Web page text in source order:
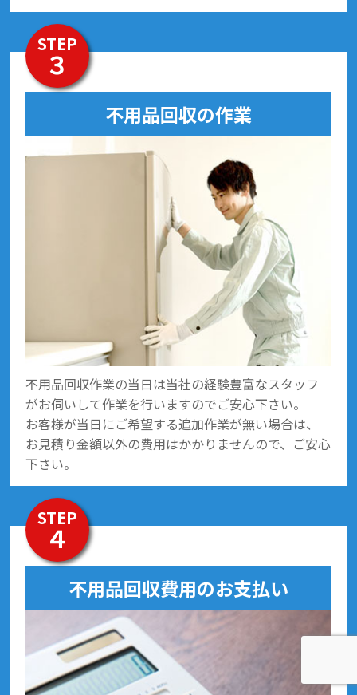
STEP
３
不用品回収の作業
不用品回収作業の当日は当社の経験豊富なスタッフ
がお伺いして作業を行いますのでご安心下さい。
お客様が当日にご希望する追加作業が無い場合は、
お見積り金額以外の費用はかかりませんので、ご安心
下さい。
STEP
４
不用品回収費用のお支払い